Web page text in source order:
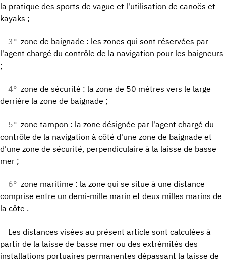
la pratique des sports de vague et l'utilisation de canoës et
kayaks ;
3° zone de baignade : les zones qui sont réservées par
l'agent chargé du contrôle de la navigation pour les baigneurs
;
4° zone de sécurité : la zone de 50 mètres vers le large
derrière la zone de baignade ;
5° zone tampon : la zone désignée par l'agent chargé du
contrôle de la navigation à côté d'une zone de baignade et
d'une zone de sécurité, perpendiculaire à la laisse de basse
mer ;
6° zone maritime : la zone qui se situe à une distance
comprise entre un demi-mille marin et deux milles marins de
la côte .
Les distances visées au présent article sont calculées à
partir de la laisse de basse mer ou des extrémités des
installations portuaires permanentes dépassant la laisse de